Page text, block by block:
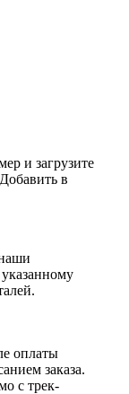
и загрузите
в
оплаты
заказа.
с трек-